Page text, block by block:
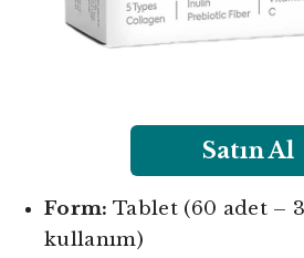
Satın Al
Form: Tablet (60 adet –
kullanım)